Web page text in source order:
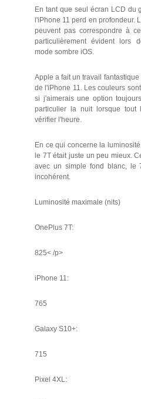
En tant que seul écran LCD du
l'iPhone 11 perd en profondeur.
peuvent pas correspondre à
particulièrement évident lors
mode sombre iOS.
Apple a fait un travail
de l'iPhone 11. Les couleurs
si j'aimerais une option
particulier la nuit lorsque tout
vérifier l'heure.
En ce qui concerne la
le 7T était juste un peu mieux.
avec un simple fond blanc, le
incohérent.
Luminosité maximale (nits)
OnePlus 7T:
825< /p>
iPhone 11:
765
Galaxy S10+:
715
Pixel 4XL: